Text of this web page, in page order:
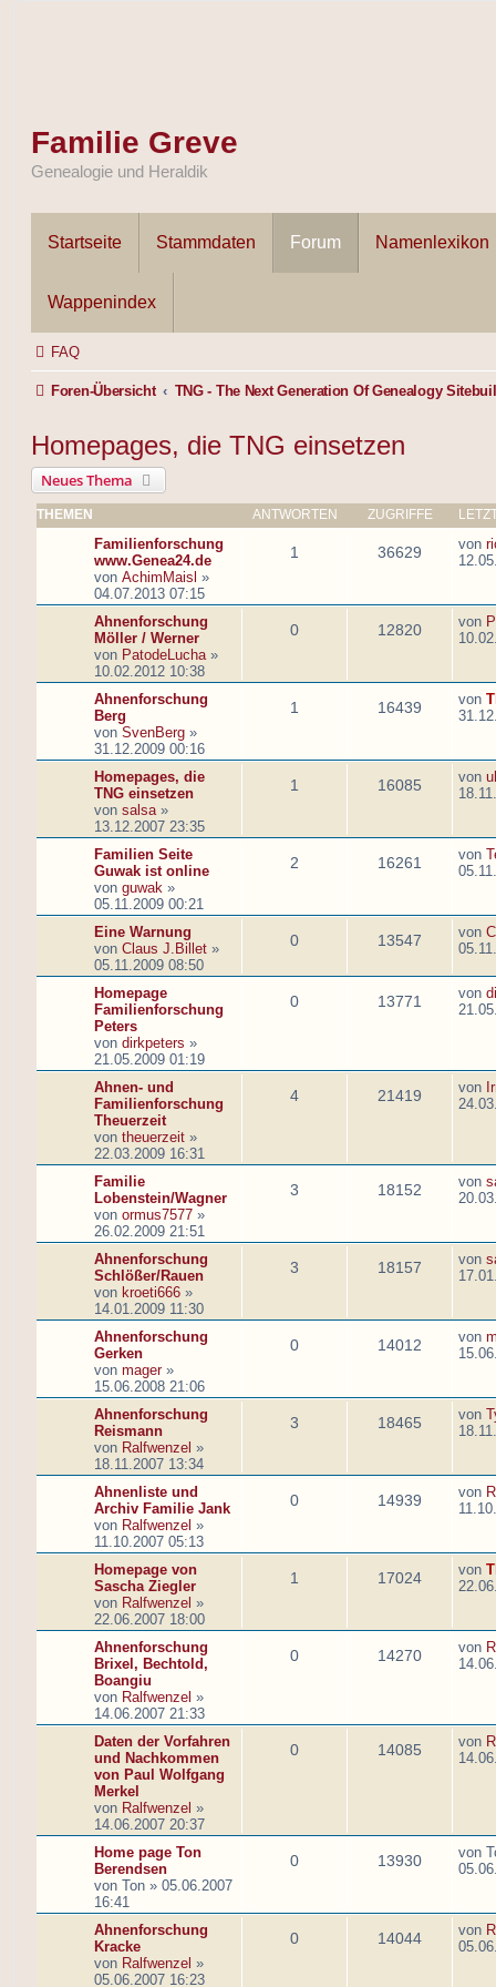
Familie Greve
Genealogie und Heraldik
Startseite Stammdaten Forum Namenlexikon
Wappenindex
FAQ
Foren-Übersicht TNG - The Next Generation Of Genealogy
Homepages, die TNG einsetzen
Neues Thema
THEMEN ANTWORTEN ZUGRIFFE
Familienforschung
www.Genea24.de
von AchimMaisl »
04.07.2013 07:15
1 36629 von
Ahnenforschung
Möller / Werner
von PatodeLucha»
10.02.2012 10:38
0 12820 von
Ahnenforschung
Berg
von SvenBerg »
31.12.2009 00:16
1 16439 von
Homepages, die
TNG einsetzen
von salsa»
13.12.2007 23:35
1 16085 von
Familien Seite
Guwak ist online
von guwak »
05.11.2009 00:21
2 16261 von
Eine Warnung
von Claus J.Billet »
05.11.2009 08:50
0 13547 von
Homepage
Familienforschung
Peters
von dirkpeters »
21.05.2009 01:19
0 13771 von
Ahnen- und
Familienforschung
Theuerzeit
von theuerzeit »
22.03.2009 16:31
4 21419 von
Familie
Lobenstein/Wagner
von ormus7577 »
26.02.2009 21:51
3 18152 von
Ahnenforschung
Schlößer/Rauen
von kroeti666 »
14.01.2009 11:30
3 18157 von
Ahnenforschung
Gerken
von mager»
15.06.2008 21:06
0 14012 von
Ahnenforschung
Reismann
von Ralfwenzel »
18.11.2007 13:34
3 18465 von
Ahnenliste und
Archiv Familie Jank
von Ralfwenzel »
11.10.2007 05:13
0 14939 von
Homepage von
Sascha Ziegler
von Ralfwenzel »
22.06.2007 18:00
1 17024 von
Ahnenforschung
Brixel, Bechtold,
Boangiu
von Ralfwenzel »
14.06.2007 21:33
0 14270 von
Daten der Vorfahren
und Nachkommen
von Paul Wolfgang
Merkel
von Ralfwenzel »
14.06.2007 20:37
0 14085 von
Home page Ton
Berendsen
von Ton » 05.06.2007
16:41
0 13930 von
Ahnenforschung
Kracke
von Ralfwenzel »
05.06.2007 16:23
0 14044 von